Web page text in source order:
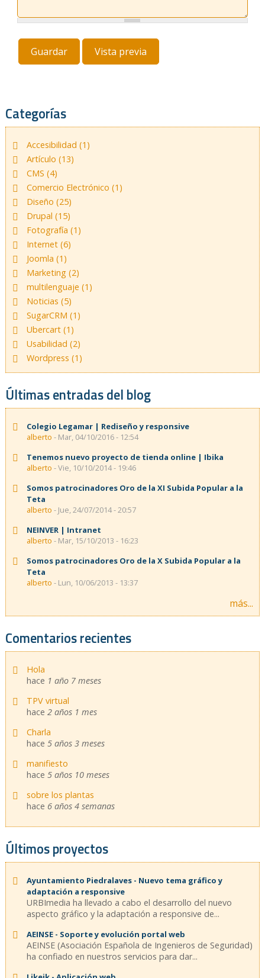
Categorías
Accesibilidad (1)
Artículo (13)
CMS (4)
Comercio Electrónico (1)
Diseño (25)
Drupal (15)
Fotografía (1)
Internet (6)
Joomla (1)
Marketing (2)
multilenguaje (1)
Noticias (5)
SugarCRM (1)
Ubercart (1)
Usabilidad (2)
Wordpress (1)
Últimas entradas del blog
Colegio Legamar | Rediseño y responsive
alberto - Mar, 04/10/2016 - 12:54
Tenemos nuevo proyecto de tienda online | Ibika
alberto - Vie, 10/10/2014 - 19:46
Somos patrocinadores Oro de la XI Subida Popular a la
Teta
alberto - Jue, 24/07/2014 - 20:57
NEINVER | Intranet
alberto - Mar, 15/10/2013 - 16:23
Somos patrocinadores Oro de la X Subida Popular a la
Teta
alberto - Lun, 10/06/2013 - 13:37
más...
Comentarios recientes
Hola
hace 1 año 7 meses
TPV virtual
hace 2 años 1 mes
Charla
hace 5 años 3 meses
manifiesto
hace 5 años 10 meses
sobre los plantas
hace 6 años 4 semanas
Últimos proyectos
Ayuntamiento Piedralaves - Nuevo tema gráfico y
adaptación a responsive
URBImedia ha llevado a cabo el desarrollo del nuevo
aspecto gráfico y la adaptación a responsive de...
AEINSE - Soporte y evolución portal web
AEINSE (Asociación Española de Ingenieros de Seguridad)
ha confiado en nuestros servicios para dar...